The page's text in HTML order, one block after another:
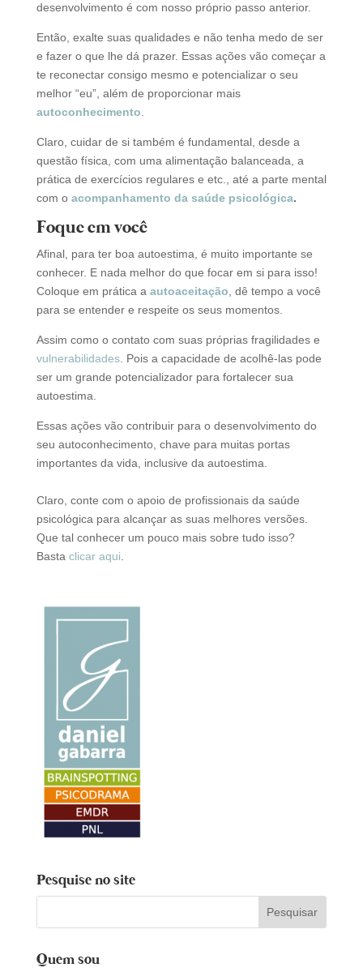
desenvolvimento é com nosso próprio passo anterior.
Então, exalte suas qualidades e não tenha medo de ser
e fazer o que lhe dá prazer. Essas ações vão começar a
te reconectar consigo mesmo e potencializar o seu
melhor “eu”, além de proporcionar mais
autoconhecimento
Claro, cuidar de si também é fundamental, desde a
questão física, com uma alimentação balanceada, a
prática de exercícios regulares e etc., até a parte mental
com o acompanhamento da saúde psicológica.
Foque em você
Afinal, para ter boa autoestima, é muito importante se
conhecer. E nada melhor do que focar em si para isso!
Coloque em prática a autoaceitação , dê tempo a você
para se entender e respeite os seus momentos.
Assim como o contato com suas próprias fragilidades e
vulnerabilidades. Pois a capacidade de acolhê-las pode
ser um grande potencializador para fortalecer sua
autoestima.
Essas ações vão contribuir para o desenvolvimento do
seu autoconhecimento, chave para muitas portas
importantes da vida, inclusive da autoestima.
Claro, conte com o apoio de profissionais da saúde
psicológica para alcançar as suas melhores versões.
Que tal conhecer um pouco mais sobre tudo isso?
Basta clicar aqui
Pesquise no site
Quem sou